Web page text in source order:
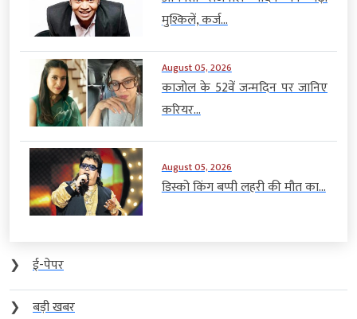
मुश्किलें, कर्ज...
August 05, 2026
काजोल के 52वें जन्मदिन पर जानिए
करियर...
August 05, 2026
डिस्को किंग बप्पी लहरी की मौत का...
❯
ई-पेपर
❯
बड़ी खबर